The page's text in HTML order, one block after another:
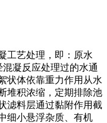
工艺处理，即：原水
凝反应处理过的水通
状体依靠重力作用从水
堆积浓缩，定期排除池
滤料层通过黏附作用截
细小悬浮杂质、有机